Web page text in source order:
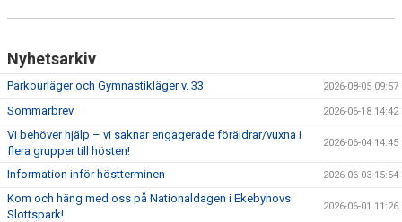
Nyhetsarkiv
Parkourläger och Gymnastikläger v. 33 2026-08-05 09:57
Sommarbrev 2026-06-18 14:42
Vi behöver hjälp – vi saknar engagerade föräldrar/vuxna i
flera grupper till hösten!
2026-06-04 14:45
Information inför höstterminen 2026-06-03 15:54
Kom och häng med oss på Nationaldagen i Ekebyhovs
Slottspark!
2026-06-01 11:26